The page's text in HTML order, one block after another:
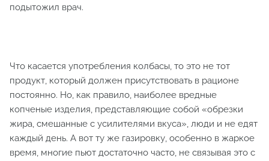
подытожил врач.
Что касается употребления колбасы, то это не тот
продукт, который должен присутствовать в рационе
постоянно. Но, как правило, наиболее вредные
копченые изделия, представляющие собой «обрезки
жира, смешанные с усилителями вкуса», люди и не едят
каждый день. А вот ту же газировку, особенно в жаркое
время, многие пьют достаточно часто, не связывая это с